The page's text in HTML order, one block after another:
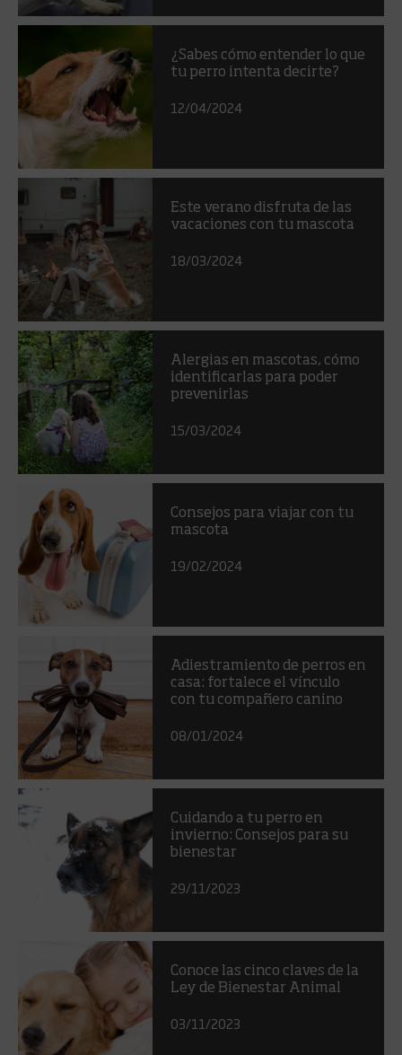
¿Sabes cómo entender lo que
tu perro intenta decirte?
12/04/2024
Este verano disfruta de las
vacaciones con tu mascota
18/03/2024
Alergias en mascotas, cómo
identificarlas para poder
prevenirlas
15/03/2024
Consejos para viajar con tu
mascota
19/02/2024
Adiestramiento de perros en
casa: fortalece el vínculo
con tu compañero canino
08/01/2024
Cuidando a tu perro en
invierno: Consejos para su
bienestar
29/11/2023
Conoce las cinco claves de la
Ley de Bienestar Animal
03/11/2023